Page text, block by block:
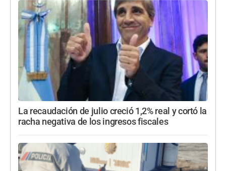
La recaudación de julio creció 1,2% real y cortó la
racha negativa de los ingresos fiscales